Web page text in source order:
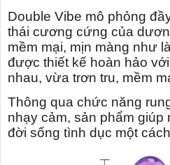
Double Vibe mô phỏng
thái cương cứng của
mềm mại, mịn màng như
được thiết kế hoàn hảo
nhau, vừa trơn tru, mềm
Thông qua chức năng
nhạy cảm, sản phẩm
đời sống tình dục một